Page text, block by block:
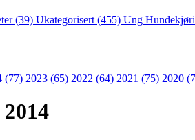
(39) Ukategorisert (455) Ung
(77) 2023 (65) 2022 (64) 2021 (75) 2020